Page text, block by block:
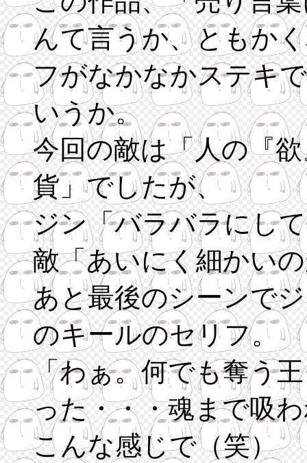
んて言うか、ともか
フがなかなかステキ
いうか。
今回の敵は「人の『
貨」でしたが、
ジン「バラバラにし
敵「あいにく細かい
あと最後のシーンで
のキールのセリフ。
「わぁ。何でも奪う
った・・・魂まで吸
こんな感じで（笑）